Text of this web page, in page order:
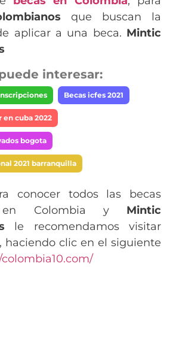
que buscan la
aplicar a una beca. Mintic
interesar:
Becas icfes 2021
en cuba 2022
bogota
2021 barranquilla
conocer todos las becas
en Colombia y Mintic
le recomendamos visitar
haciendo clic en el siguiente